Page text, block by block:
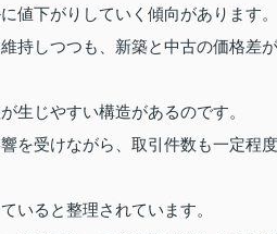
値下がりしていく傾向があります。
持しつつも、新築と中古の価格差が
生じやすい構造があるのです。
を受けながら、取引件数も一定程度
いると整理されています。